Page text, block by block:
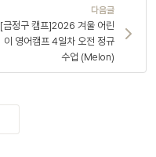
다음글
[금정구 캠프]2026 겨울 어린
이 영어캠프 4일차 오전 정규
수업 (Melon)